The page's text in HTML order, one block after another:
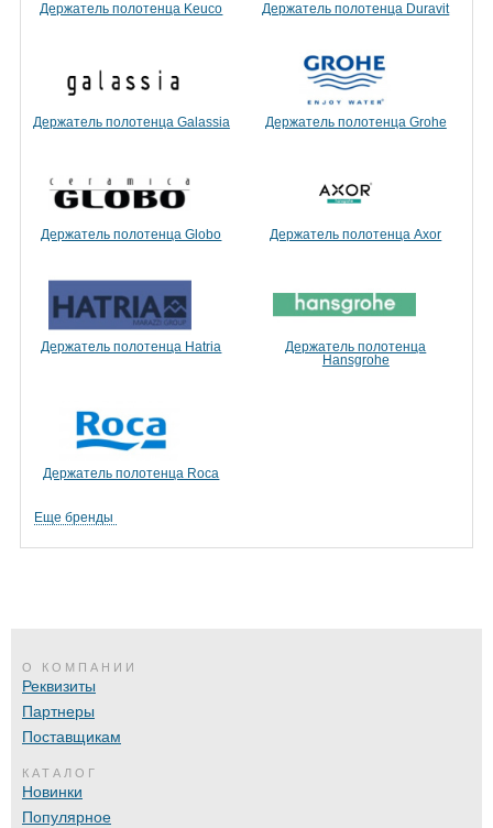
Держатель полотенца Keuco Держатель полотенца Duravit
Держатель полотенца Galassia Держатель полотенца Grohe
Держатель полотенца Globo Держатель полотенца Axor
Держатель полотенца Hatria
Держатель полотенца
Hansgrohe
Держатель полотенца Roca
Еще бренды
О КОМПАНИИ
Реквизиты
Партнеры
Поставщикам
КАТАЛОГ
Новинки
Популярное